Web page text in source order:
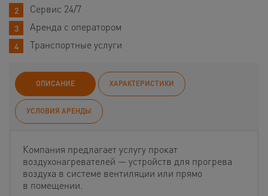
Сервис 24/7
Аренда с оператором
Транспортные услуги
ОПИСАНИЕ ХАРАКТЕРИСТИКИ
УСЛОВИЯ АРЕНДЫ
Компания предлагает услугу прокат
воздухонагревателей — устройств для прогрева
воздуха в системе вентиляции или прямо
в помещении.